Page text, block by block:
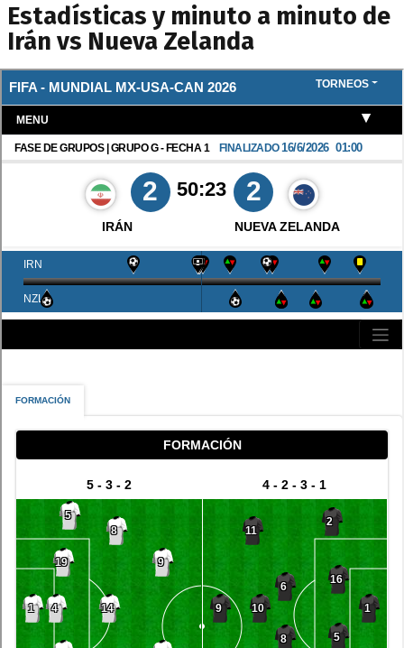
Estadísticas y minuto a minuto de
Irán vs Nueva Zelanda